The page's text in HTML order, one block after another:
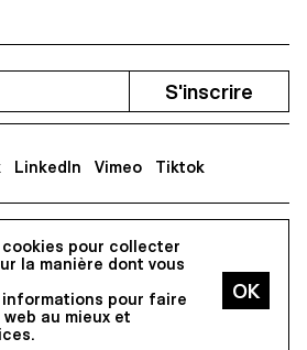
pour collecter
la manière dont vous
pour faire
au mieux et
1020 Renens
S'inscrire
LinkedIn Vimeo Tiktok
Presse